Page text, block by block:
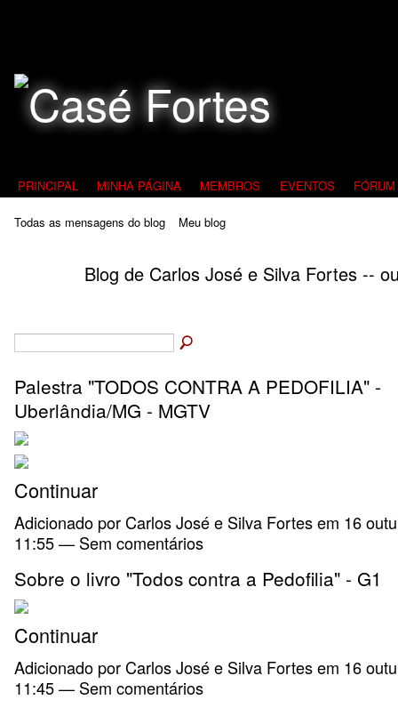
PRINCIPAL MINHA PÁGINA MEMBROS EVENTOS FÓRUM
Todas as mensagens do blog Meu blog
Blog de Carlos José e Silva Fortes --
Palestra "TODOS CONTRA A PEDOFILIA" -
Uberlândia/MG - MGTV
Continuar
Adicionado por Carlos José e Silva Fortesem 16
11:55 — Sem comentários
Sobre o livro "Todos contra a Pedofilia" - G1
Continuar
Adicionado por Carlos José e Silva Fortesem 16
11:45 — Sem comentários